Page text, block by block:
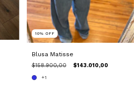
10% OFF
Blusa Matisse
$158.900,00 $143.010,00
+1